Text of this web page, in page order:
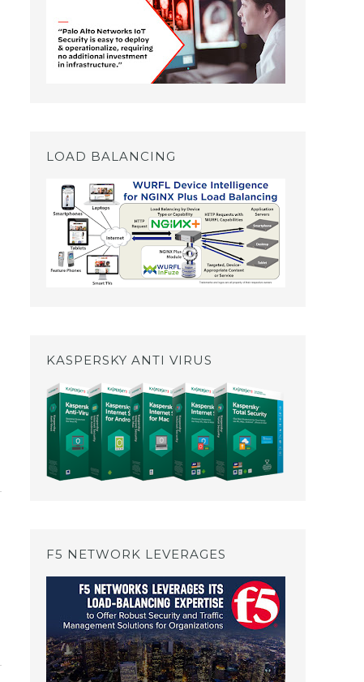
LOAD BALANCING
KASPERSKY ANTI VIRUS
F5 NETWORK LEVERAGES